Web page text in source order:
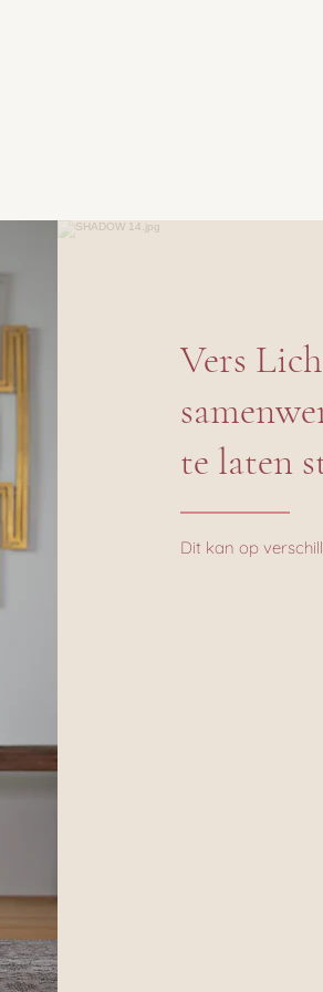
Vers
te laten
Dit kan op